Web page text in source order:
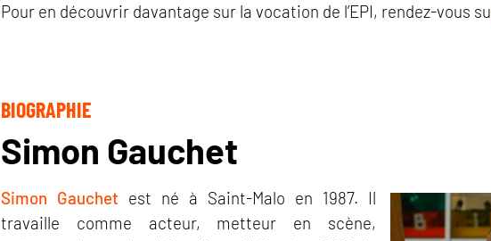
Pour en découvrir davantage sur la vocation de l’EPI, rendez-vous
BIOGRAPHIE
Simon Gauchet
Simon Gauchet est né à Saint-Malo en 1987. Il
travaille comme acteur, metteur en scène,